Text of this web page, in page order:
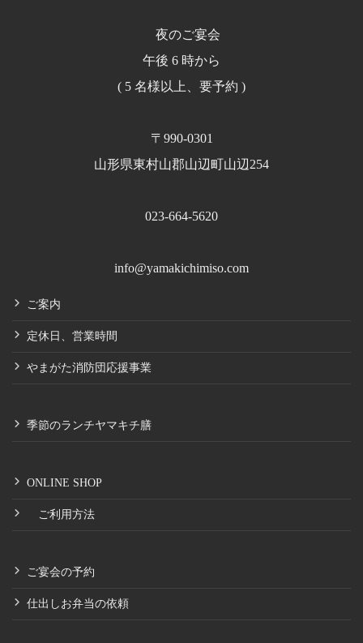
夜のご宴会
午後 6 時から
( 5 名様以上、要予約 )
〒990-0301
山形県東村山郡山辺町山辺254
023-664-5620
info@yamakichimiso.com
ご案内
定休日、営業時間
やまがた消防団応援事業
季節のランチヤマキチ膳
ONLINE SHOP
ご利用方法
ご宴会の予約
仕出しお弁当の依頼